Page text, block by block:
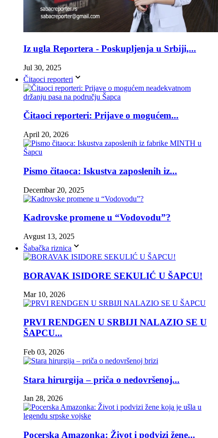
Iz ugla Reportera - Poskupljenja u Srbiji,...
Jul 30, 2025
Čitaoci reporteri
Čitaoci reporteri: Prijave o mogućem...
April 20, 2026
Pismo čitaoca: Iskustva zaposlenih iz...
Decembar 20, 2025
Kadrovske promene u “Vodovodu”?
Avgust 13, 2025
Šabačka riznica
BORAVAK ISIDORE SEKULIĆ U ŠAPCU!
Mar 10, 2026
PRVI RENDGEN U SRBIJI NALAZIO SE U
ŠAPCU...
Feb 03, 2026
Stara hirurgija – priča o nedovršenoj...
Jan 28, 2026
Pocerska Amazonka: Život i podvizi žene...